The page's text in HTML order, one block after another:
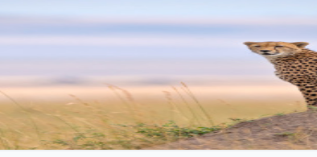
的实践
径绘制，以及交互效果的优化实践